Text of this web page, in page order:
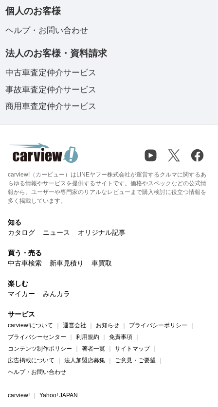
個人のお客様
ヘルプ・お問い合わせ
法人のお客様・資料請求
中古車査定仲介サービス
事故車査定仲介サービス
商用車査定仲介サービス
carview!（カービュー）はLINEヤフー株式会社が運営するクルマに関するあ
らゆる情報やサービスを提供するサイトです。価格やスペックなどの公式情
報から、ユーザーや専門家のリアルなレビューまで購入検討に役立つ情報を
多く掲載しています。
知る
カタログ
ニュース オリジナル記事
買う・売る
中古車検索
新車見積り 車買取
楽しむ
マイカー
みんカラ
サービス
carview!について 運営会社 お知らせ
プライバシーポリシー
プライバシーセンター
利用規約
免責事項
コンテンツ制作ポリシー
著者一覧
サイトマップ
広告掲載について
法人加盟店募集
ご意見・ご要望
ヘルプ・お問い合わせ
carview! Yahoo! JAPAN